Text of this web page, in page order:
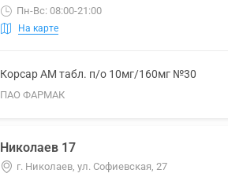
Пн-Вс: 08:00-21:00
На карте
Корсар АМ табл. п/о 10мг/160мг №30
ПАО ФАРМАК
Николаев 17
г. Николаев, ул. Софиевская, 27